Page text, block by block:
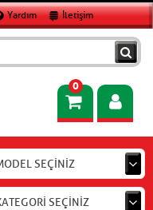
Yardım İletişim
0
SEÇİNİZ
SEÇİNİZ